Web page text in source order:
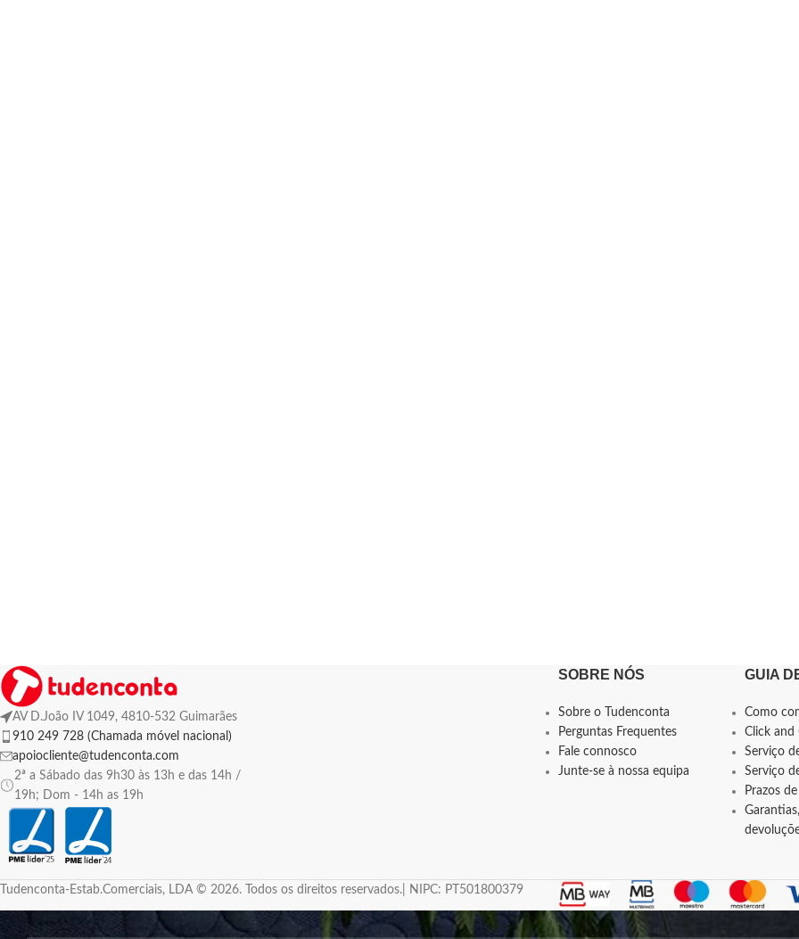
AV D.João IV 1049, 4810-532 Guimarães
910 249 728 (Chamada móvel nacional)
apoiocliente@tudenconta.com
2ª a Sábado das 9h30 às 13h e das 14h /
19h; Dom - 14h as 19h
SOBRE NÓS
Sobre o Tudenconta
Perguntas Frequentes
Fale connosco
Junte-se à nossa equipa
GUIA
Como
Click and
Serviço
Serviço
Prazos
Tudenconta-Estab.Comerciais, LDA © 2026. Todos os direitos reservados.| NIPC: PT501800379